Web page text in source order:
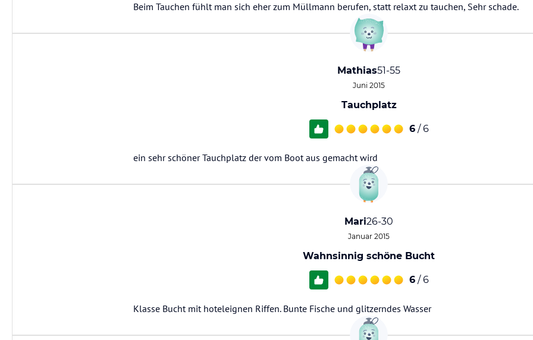
Beim Tauchen fühlt man sich eher zum Müllmann berufen, statt relaxt zu tauchen, Sehr schade.
Mathias51-55
Juni 2015
Tauchplatz
6 / 6
ein sehr schöner Tauchplatz der vom Boot aus gemacht wird
Mari26-30
Januar 2015
Wahnsinnig schöne Bucht
6 / 6
Klasse Bucht mit hoteleignen Riffen. Bunte Fische und glitzerndes Wasser